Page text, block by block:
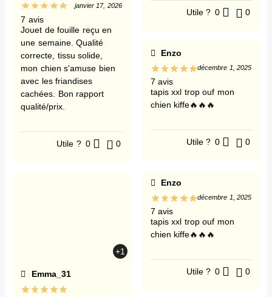
7 avis
janvier 17, 2026
Jouet de fouille reçu en
une semaine. Qualité
correcte, tissu solide,
mon chien s'amuse bien
avec les friandises
cachées. Bon rapport
qualité/prix.
Utile ? 0 0
+1
Emma_31
Utile ? 0 0
Enzo
7 avis
décembre 1, 2025
tapis xxl trop ouf mon
chien kiffe🔥🔥🔥
Utile ? 0 0
Enzo
7 avis
décembre 1, 2025
tapis xxl trop ouf mon
chien kiffe🔥🔥🔥
Utile ? 0 0